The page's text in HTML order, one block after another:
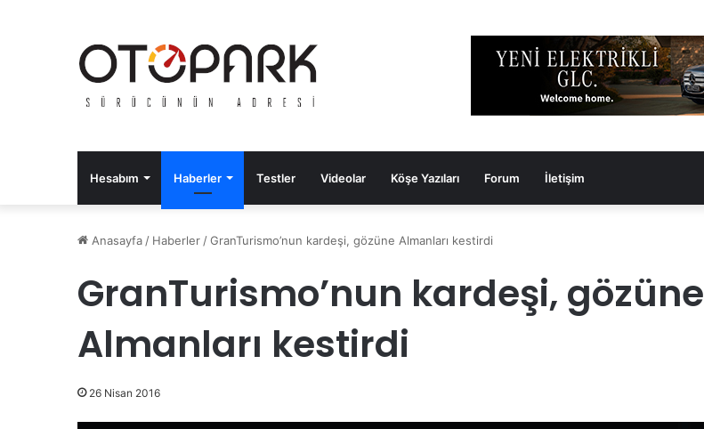
Hesabım Haberler Testler Videolar Köşe Yazıları Forum İletişim
Anasayfa / Haberler /GranTurismo’nun kardeşi, gözüne Almanları kestirdi
GranTurismo’nun kardeşi, gözüne
Almanları kestirdi
26 Nisan 2016